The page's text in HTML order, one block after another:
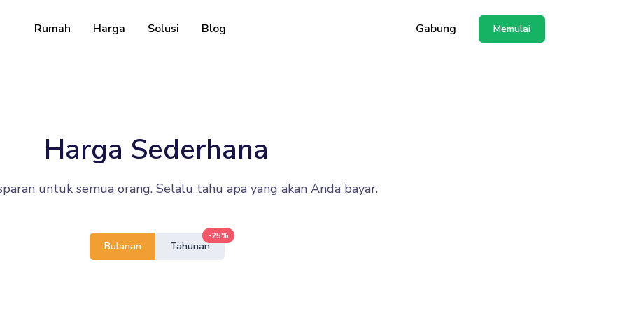
Rumah Harga Solusi
kami
Lihat pusat bantuan kami
Blog Gabung Memulai
Harga Sederhana
untuk semua orang. Selalu tahu apa yang akan Anda bayar.
Bulanan Tahunan
-25%